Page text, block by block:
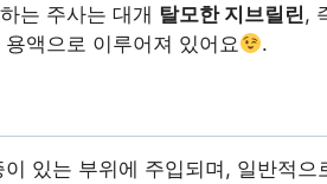
는 주사는 대개 탈모한 지브릴린,
액으로 이루어져 있어요
.
있는 부위에 주입되며, 일반적으